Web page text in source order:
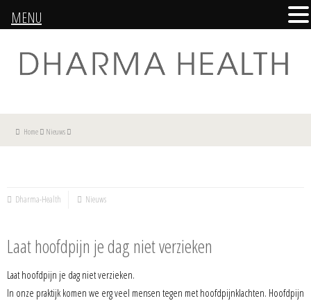
Home Nieuws
Dharma-Health Nieuws
Laat hoofdpijn je dag niet verzieken
Laat hoofdpijn je dag niet verzieken.
In onze praktijk komen we erg veel mensen tegen met hoofdpijnklachten. Hoofdpijn
MENU